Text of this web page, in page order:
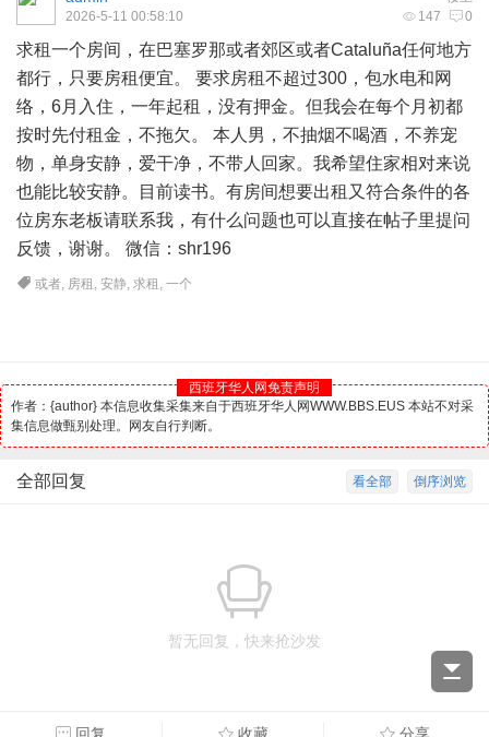
147 0
2026-5-11 00:58:10
求租一个房间，在巴塞罗那或者郊区或者Cataluña任何地方
都行，只要房租便宜。 要求房租不超过300，包水电和网
络，6月入住，一年起租，没有押金。但我会在每个月初都
按时先付租金，不拖欠。 本人男，不抽烟不喝酒，不养宠
物，单身安静，爱干净，不带人回家。我希望住家相对来说
也能比较安静。目前读书。有房间想要出租又符合条件的各
位房东老板请联系我，有什么问题也可以直接在帖子里提问
反馈，谢谢。 微信：shr196
或者, 房租 ,安静,求租 ,一个
西班牙华人网免责声明
作者：{author} 本信息收集采集来自于西班牙华人网WWW.BBS.EUS 本站不对采
集信息做甄别处理。网友自行判断。
倒序浏览
看全部
全部回复
暂无回复，快来抢沙发